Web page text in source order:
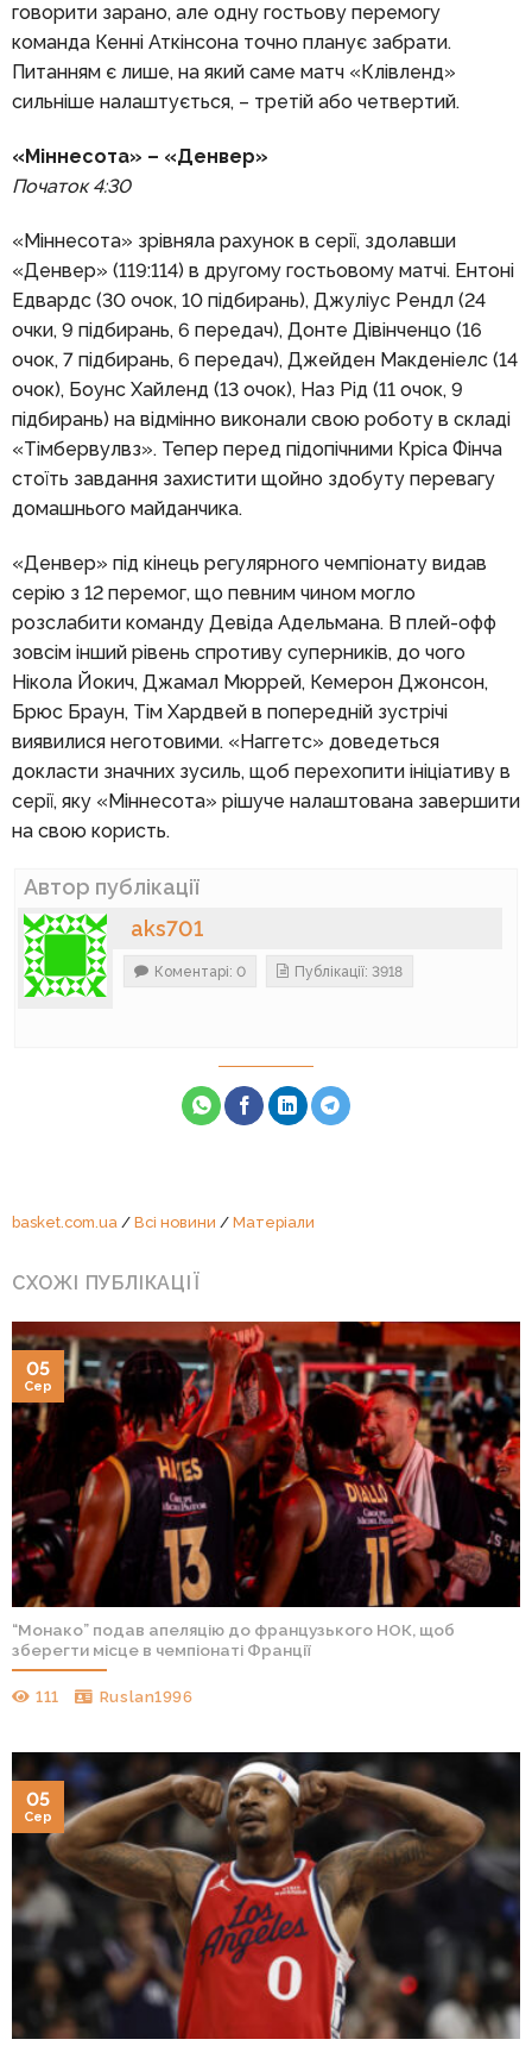
говорити зарано, але одну гостьову перемогу
команда Кенні Аткінсона точно планує забрати.
Питанням є лише, на який саме матч «Клівленд»
сильніше налаштується, – третій або четвертий.
«Міннесота» – «Денвер»
Початок 4:30
«Міннесота» зрівняла рахунок в серії, здолавши
«Денвер» (119:114) в другому гостьовому матчі. Ентоні
Едвардс (30 очок, 10 підбирань), Джуліус Рендл (24
очки, 9 підбирань, 6 передач), Донте Дівінченцо (16
очок, 7 підбирань, 6 передач), Джейден Макденіелс (14
очок), Боунс Хайленд (13 очок), Наз Рід (11 очок, 9
підбирань) на відмінно виконали свою роботу в складі
«Тімбервулвз». Тепер перед підопічними Кріса Фінча
стоїть завдання захистити щойно здобуту перевагу
домашнього майданчика.
«Денвер» під кінець регулярного чемпіонату видав
серію з 12 перемог, що певним чином могло
розслабити команду Девіда Адельмана. В плей-офф
зовсім інший рівень спротиву суперників, до чого
Нікола Йокич, Джамал Мюррей, Кемерон Джонсон,
Брюс Браун, Тім Хардвей в попередній зустрічі
виявилися неготовими. «Наггетс» доведеться
докласти значних зусиль, щоб перехопити ініціативу в
серії, яку «Міннесота» рішуче налаштована завершити
на свою користь.
Автор публікації
aks701
Коментарі: 0 Публікації: 3918
basket.com.ua / Всі новини / Матеріали
СХОЖІ ПУБЛІКАЦІЇ
“Монако” подав апеляцію до французького НОК, щоб
зберегти місце в чемпіонаті Франції
111 Ruslan1996
05
Сер
05
Сер